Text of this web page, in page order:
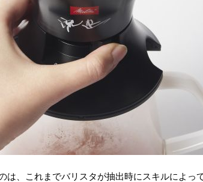
は、これまでバリスタが抽出時にスキルによっ